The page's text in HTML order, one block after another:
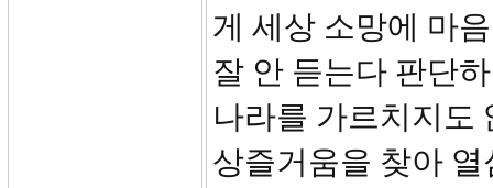
게 세상 소망에 마
잘 안 듣는다 판단
나라를 가르치지도
상즐거움을 찾아